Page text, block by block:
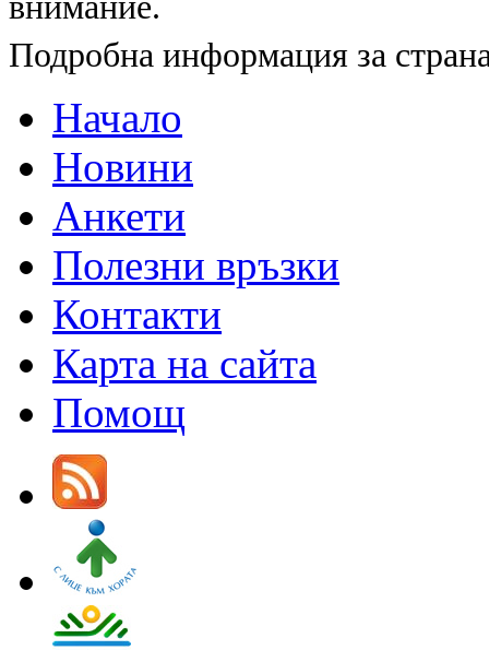
Подробна информация за
Начало
Новини
Анкети
Полезни връзки
Контакти
Карта на сайта
Помощ